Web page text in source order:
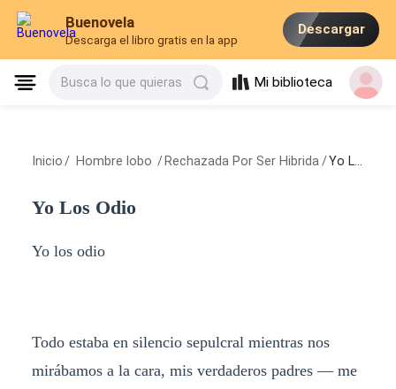
Buenovela
Descarga el libro gratis en la app
Descargar
Busca lo que quieras Mi biblioteca
Inicio / Hombre lobo / Rechazada Por Ser Hibrida /Yo Los Odio
Yo Los Odio
Yo los odio
Todo estaba en silencio sepulcral mientras nos
mirábamos a la cara, mis verdaderos padres — me